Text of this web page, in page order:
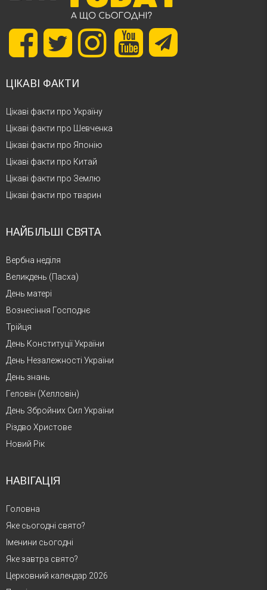
ЦІКАВІ ФАКТИ
Цікаві факти про Україну
Цікаві факти про Шевченка
Цікаві факти про Японію
Цікаві факти про Китай
Цікаві факти про Землю
Цікаві факти про тварин
НАЙБІЛЬШІ СВЯТА
Вербна неділя
Великдень (Пасха)
День матері
Вознесіння Господнє
Трійця
День Конституції України
День Незалежності України
День знань
Геловін (Хелловін)
День Збройних Сил України
Різдво Христове
Новий Рік
НАВІГАЦІЯ
Головна
Яке сьогодні свято?
Іменини сьогодні
Яке завтра свято?
Церковний календар 2026